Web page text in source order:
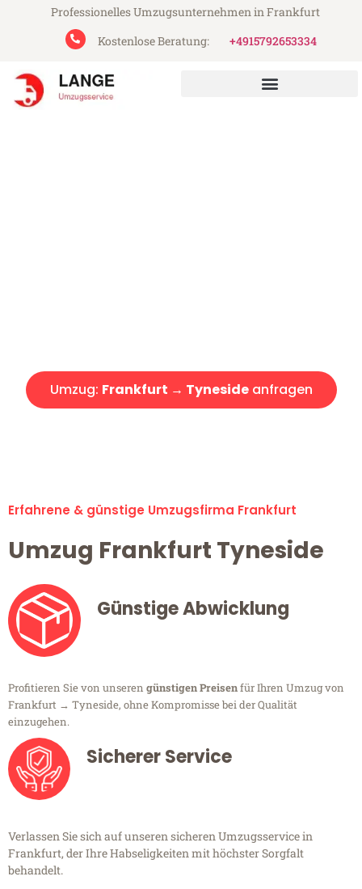
Professionelles Umzugsunternehmen in Frankfurt
Kostenlose Beratung:
+4915792653334
Umzug: Frankfurt → Tynesideanfragen
Erfahrene & günstige Umzugsfirma Frankfurt
Umzug Frankfurt Tyneside
Günstige Abwicklung
Profitieren Sie von unseren günstigen Preisenfür Ihren Umzug von
Frankfurt → Tyneside, ohne Kompromisse bei der Qualität
einzugehen.
Sicherer Service
Verlassen Sie sich auf unseren sicheren Umzugsservice in
Frankfurt, der Ihre Habseligkeiten mit höchster Sorgfalt
behandelt.